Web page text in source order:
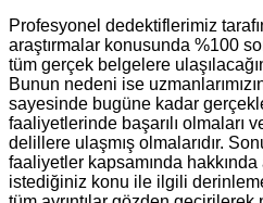
Profesyonel dedektiflerimiz
araştırmalar konusunda %100
tüm gerçek belgelere
Bunun nedeni ise
sayesinde bugüne kadar
faaliyetlerinde başarılı olmaları
delillere ulaşmış olmalarıdır.
faaliyetler kapsamında hakkında
istediğiniz konu ile ilgili